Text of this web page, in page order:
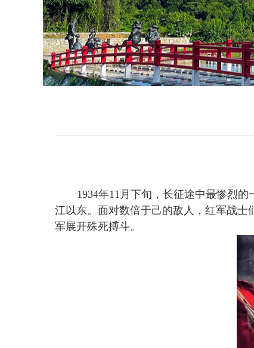
1934年11 月下旬，长征途中最惨烈
江以东。面对数倍于己的敌人，红军战士
军展开殊死搏斗。